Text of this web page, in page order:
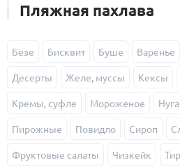
Пляжная пахлава
Безе Бисквит Буше Варенье
Десерты Желе, муссы Кексы
Кремы, суфле Мороженое Нуга
Пирожные Повидло Сироп
Фруктовые салаты Чизкейк